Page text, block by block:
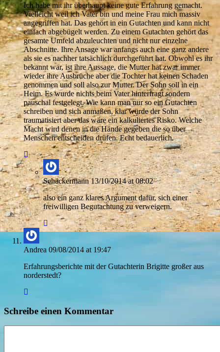
Ich habe mit ihr überhaupt keine gute Erfahrung gemacht.
Vielleicht weil ich Vater bin und meine Frau mich massiv
angegriffen hat. Das gehört in ein Gutachten und kann nicht
einfach abgebügelt werden. Zu einem Gutachten gehört das
gesamte Umfeld abzuleuchten und nicht nur einzelne
Abschnitte. Ihre Ansage war anfangs auch eine ganz andere
als sie es nachher tatsächlich durchgeführt hat. Obwohl es ihr
bekannt war, ist ihre Aussage, die Mutter hat zwar immer
wieder ihre Ausbrüche aber die Tochter hat keinen Schaden
genommen und soll also zur Mutter. Der Sohn soll in ein
Heim. Es wurde nichts beim Vater hinterfragt sondern
pauschal festgelegt. Wie kann man nur so ein Gutachten
schreiben und sich anmaßen, klar würde der Sohn
traumatisiert aber das wäre ein kalkuliertes Risko. Welche
Macht wird denen in die Hände gegeben die so über
Menschen entscheiden drüfen. Echt bedauerlich.
Schäckermann 13/10/2014 at 08:02
also ein ganz klares Argument dafür, sich einer
freiwilligen Begutachtung zu verweigern.
Andrea 09/08/2014 at 19:47
Erfahrungsberichte mit der Gutachterin Brigitte großer aus
norderstedt?
Schreibe einen Kommentar